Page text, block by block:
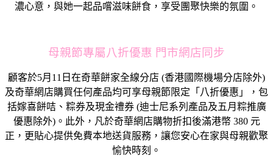
濃心意，與她一起品嚐滋味餅食，享受團聚快樂的氛圍。
母親節專屬八折優惠 門市網店同步
顧客於5月11日在奇華餅家全線分店 (香港國際機場分店除外)
及奇華網店購買任何產品均可享母親節限定「八折優惠」，包
括嫁喜餅咭、粽券及現金禮券 (迪士尼系列產品及五月粽推廣
優惠除外)。此外，凡於奇華網店購物折扣後滿港幣 380 元
正，更貼心提供免費本地送貨服務，讓您安心在家與母親歡聚
愉快時刻。